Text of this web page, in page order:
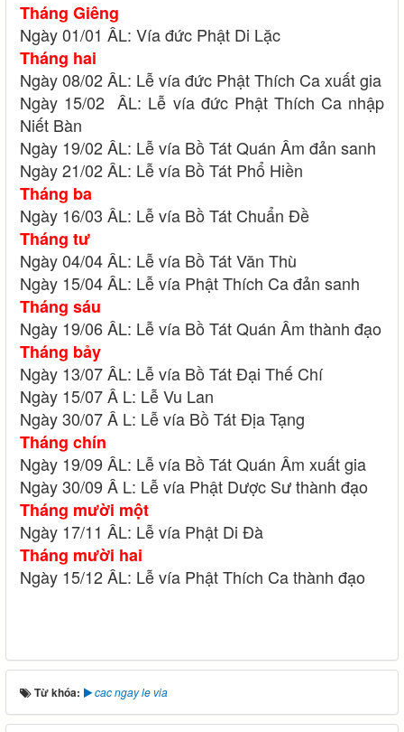
Tháng Giêng
Ngày 01/01 ÂL: Vía đức Phật Di Lặc
Tháng hai
Ngày 08/02 ÂL: Lễ vía đức Phật Thích Ca xuất gia
Ngày 15/02 ÂL: Lễ vía đức Phật Thích Ca nhập
Niết Bàn
Ngày 19/02 ÂL: Lễ vía Bồ Tát Quán Âm đản sanh
Ngày 21/02 ÂL: Lễ vía Bồ Tát Phổ Hiền
Tháng ba
Ngày 16/03 ÂL: Lễ vía Bồ Tát Chuẩn Đề
Tháng tư
Ngày 04/04 ÂL: Lễ vía Bồ Tát Văn Thù
Ngày 15/04 ÂL: Lễ vía Phật Thích Ca đản sanh
Tháng sáu
Ngày 19/06 ÂL: Lễ vía Bồ Tát Quán Âm thành đạo
Tháng bảy
Ngày 13/07 ÂL: Lễ vía Bồ Tát Đại Thế Chí
Ngày 15/07 Â L: Lễ Vu Lan
Ngày 30/07 Â L: Lễ vía Bồ Tát Địa Tạng
Tháng chín
Ngày 19/09 ÂL: Lễ vía Bồ Tát Quán Âm xuất gia
Ngày 30/09 Â L: Lễ vía Phật Dược Sư thành đạo
Tháng mười một
Ngày 17/11 ÂL: Lễ vía Phật Di Đà
Tháng mười hai
Ngày 15/12 ÂL: Lễ vía Phật Thích Ca thành đạo
Từ khóa: cac ngay le via